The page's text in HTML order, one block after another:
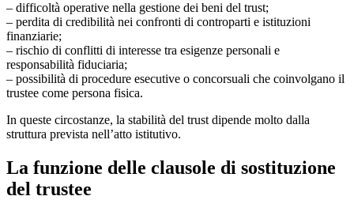
– difficoltà operative nella gestione dei beni del trust;
– perdita di credibilità nei confronti di controparti e istituzioni
finanziarie;
– rischio di conflitti di interesse tra esigenze personali e
responsabilità fiduciaria;
– possibilità di procedure esecutive o concorsuali che coinvolgano il
trustee come persona fisica.
In queste circostanze, la stabilità del trust dipende molto dalla
struttura prevista nell’atto istitutivo.
La funzione delle clausole di sostituzione
del trustee